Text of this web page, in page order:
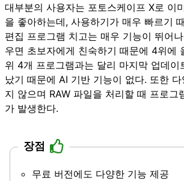
대부분의 사용자는 포토스케이프 X로 이
을 좋아하는데, 사용하기가 매우 빠르기
편집 프로그램 치고는 매우 기능이 뛰어
우면 초보자에게 친숙하기 때문에 4위에
위 4개 프로그램과는 달리 마지막 업데이
났기 때문에 AI 기반 기능이 없다. 또한
지 않으며 RAW 파일을 처리할 때 프로그
가 발생한다.
장점
무료 버전에도 다양한 기능 제공